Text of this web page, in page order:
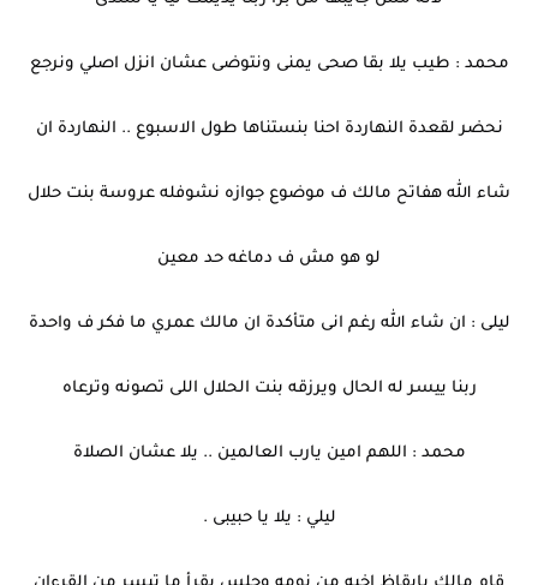
محمد : طيب يلا بقا صحى يمنى ونتوضى عشان انزل اصلي ونرجع
نحضر لقعدة النهاردة احنا بنستناها طول الاسبوع .. النهاردة ان
شاء الله هفاتح مالك ف موضوع جوازه نشوفله عروسة بنت حلال
لو هو مش ف دماغه حد معين
ليلى : ان شاء الله رغم انى متأكدة ان مالك عمري ما فكر ف واحدة
ربنا ييسر له الحال ويرزقه بنت الحلال اللى تصونه وترعاه
محمد : اللهم امين يارب العالمين .. يلا عشان الصلاة
ليلي : يلا يا حبيبى .